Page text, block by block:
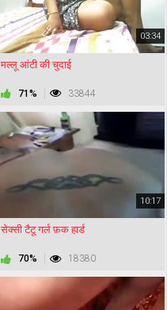
03:34
मल्लू आंटी की चुदाई
71% 33844
10:17
सेक्सी टैटू गर्ल फ़क हार्ड
70% 18380